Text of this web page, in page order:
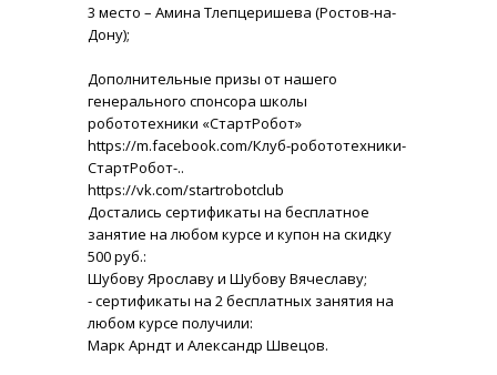
3 место – Амина Тлепцеришева (Ростов-на-
Дону);
Дополнительные призы от нашего
генерального спонсора школы
робототехники «СтартРобот»
https://m.facebook.com/Клуб-робототехники-
СтартРобот-..
https://vk.com/startrobotclub
Достались сертификаты на бесплатное
занятие на любом курсе и купон на скидку
500 руб.:
Шубову Ярославу и Шубову Вячеславу;
- сертификаты на 2 бесплатных занятия на
любом курсе получили:
Марк Арндт и Александр Швецов.